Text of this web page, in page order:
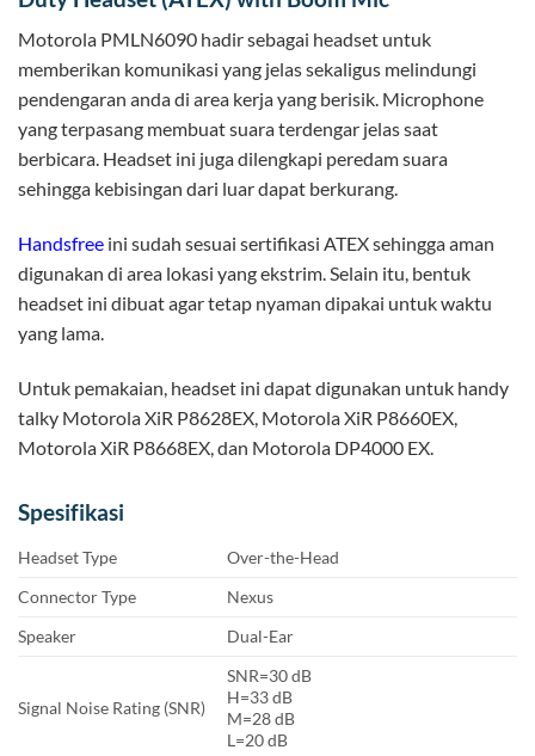
Motorola PMLN6090 hadir sebagai headset untuk
memberikan komunikasi yang jelas sekaligus melindungi
pendengaran anda di area kerja yang berisik. Microphone
yang terpasang membuat suara terdengar jelas saat
berbicara. Headset ini juga dilengkapi peredam suara
sehingga kebisingan dari luar dapat berkurang.
Handsfree ini sudah sesuai sertifikasi ATEX sehingga aman
digunakan di area lokasi yang ekstrim. Selain itu, bentuk
headset ini dibuat agar tetap nyaman dipakai untuk waktu
yang lama.
Untuk pemakaian, headset ini dapat digunakan untuk handy
talky Motorola XiR P8628EX, Motorola XiR P8660EX,
Motorola XiR P8668EX, dan Motorola DP4000 EX.
Spesifikasi
Headset Type
Over-the-Head
Connector Type
Nexus
Speaker
Dual-Ear
Signal Noise Rating (SNR)
SNR=30 dB
H=33 dB
M=28 dB
L=20 dB